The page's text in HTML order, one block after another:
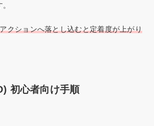
クションへ落とし込むと定着度が上がり
初心者向け手順